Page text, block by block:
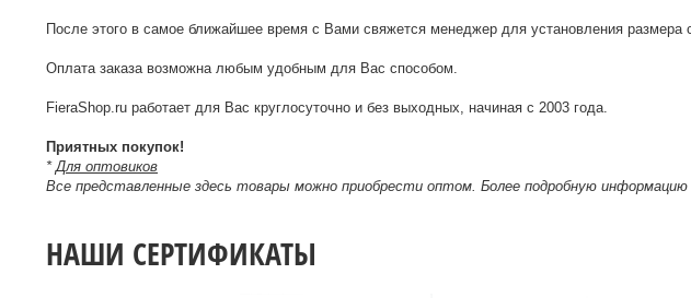
После этого в самое ближайшее время с Вами свяжется менеджер для установления размера
Оплата заказа возможна любым удобным для Вас способом.
FieraShop.ru работает для Вас круглосуточно и без выходных, начиная с 2003 года.
Приятных покупок!
*Для оптовиков
Все представленные здесь товары можно приобрести оптом. Более подробную
НАШИ СЕРТИФИКАТЫ